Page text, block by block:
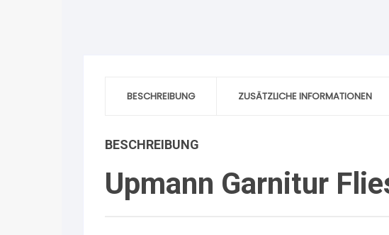
BESCHREIBUNG ZUSÄTZLICHE INFORMATIONEN
BESCHREIBUNG
Upmann Garnitur